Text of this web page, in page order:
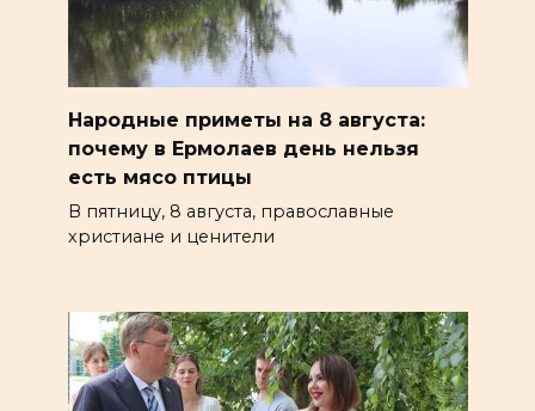
Народные приметы на 8 августа:
почему в Ермолаев день нельзя
есть мясо птицы
В пятницу, 8 августа, православные
христиане и ценители